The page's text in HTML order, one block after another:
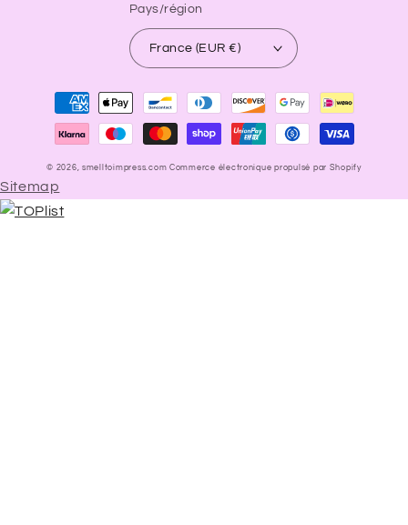
Pays/région
France (EUR €)
Moyens
paiement
© 2026,smelltoimpress.com Commerce électronique propulsé par Shopify
Sitemap